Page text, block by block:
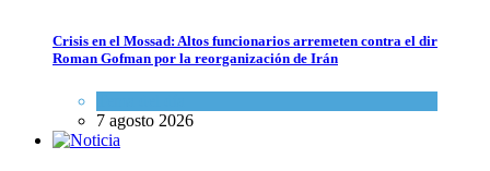
Crisis en el Mossad: Altos funcionarios arremeten contra el director
Roman Gofman por la reorganización de Irán
7 agosto 2026